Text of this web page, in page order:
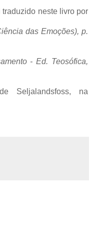
neste livro por
das Emoções), p.
- Ed. Teosófica,
Seljalandsfoss, na